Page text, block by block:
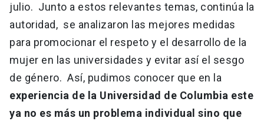
julio. Junto a estos relevantes temas, continúa la
autoridad, se analizaron las mejores medidas
para promocionar el respeto y el desarrollo de la
mujer en las universidades y evitar así el sesgo
de género. Así, pudimos conocer que en la
experiencia de la Universidad de Columbia este
ya no es más un problema individual sino que